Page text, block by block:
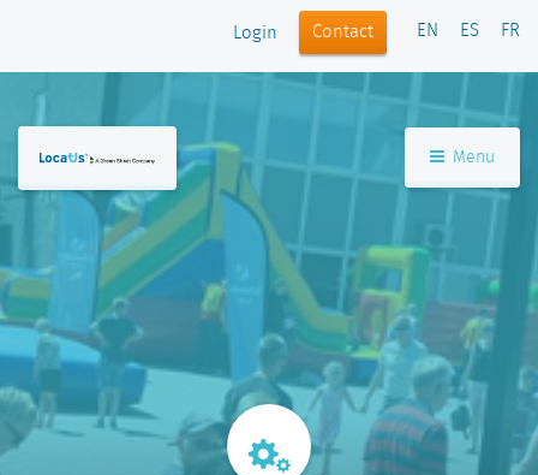
Login Contact EN ES FR
Menu